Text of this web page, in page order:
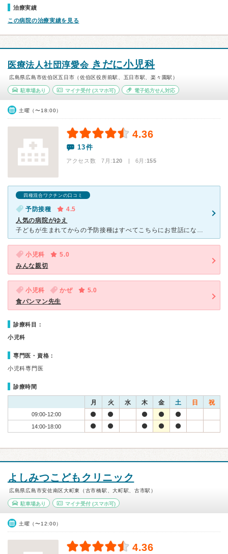
治療実績
この病院の治療実績を見る
医療法人社団淳愛会 きだに小児科
広島県広島市佐伯区五日市（佐伯区役所前駅、五日市駅、楽々園駅）
駐車場あり マイナ受付(スマホ可) 電子処方せん対応
土曜（〜18:00）
4.36
13件
アクセス数 7月:120 | 6月:155
四種混合ワクチンの口コミ
予防接種
4.5
人気の病院がゆえ
子どもが生まれてからの予防接種はすべてこちらにお世話になっています。 看護士さんやスタッフの方もとても親切丁寧で優しく、子どもだけではなく親に対してのフォローも素晴らしいので、多少家からは遠いの
小児科
5.0
みんな親切
小児科 かぜ
5.0
食パンマン先生
診療科目：
小児科
専門医・資格：
小児科専門医
診療時間
月 火 水 木 金 土 日 祝
09:00-12:00
14:00-18:00
よしみつこどもクリニック
広島県広島市安佐南区大町東（古市橋駅、大町駅、古市駅）
駐車場あり マイナ受付(スマホ可)
土曜（〜12:00）
4.36